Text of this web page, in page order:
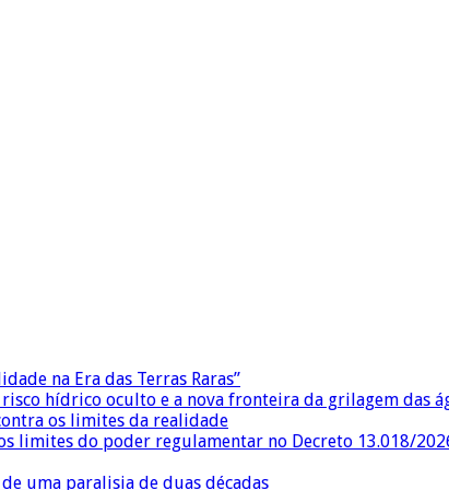
na Era das Terras Raras”
hídrico oculto e a nova fronteira da grilagem das
os limites da realidade
limites do poder regulamentar no Decreto 13.018/
uma paralisia de duas décadas